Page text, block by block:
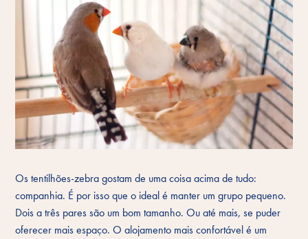
Os tentilhões-zebra gostam de uma coisa acima de tudo:
companhia. É por isso que o ideal é manter um grupo pequeno.
Dois a três pares são um bom tamanho. Ou até mais, se puder
oferecer mais espaço. O alojamento mais confortável é um